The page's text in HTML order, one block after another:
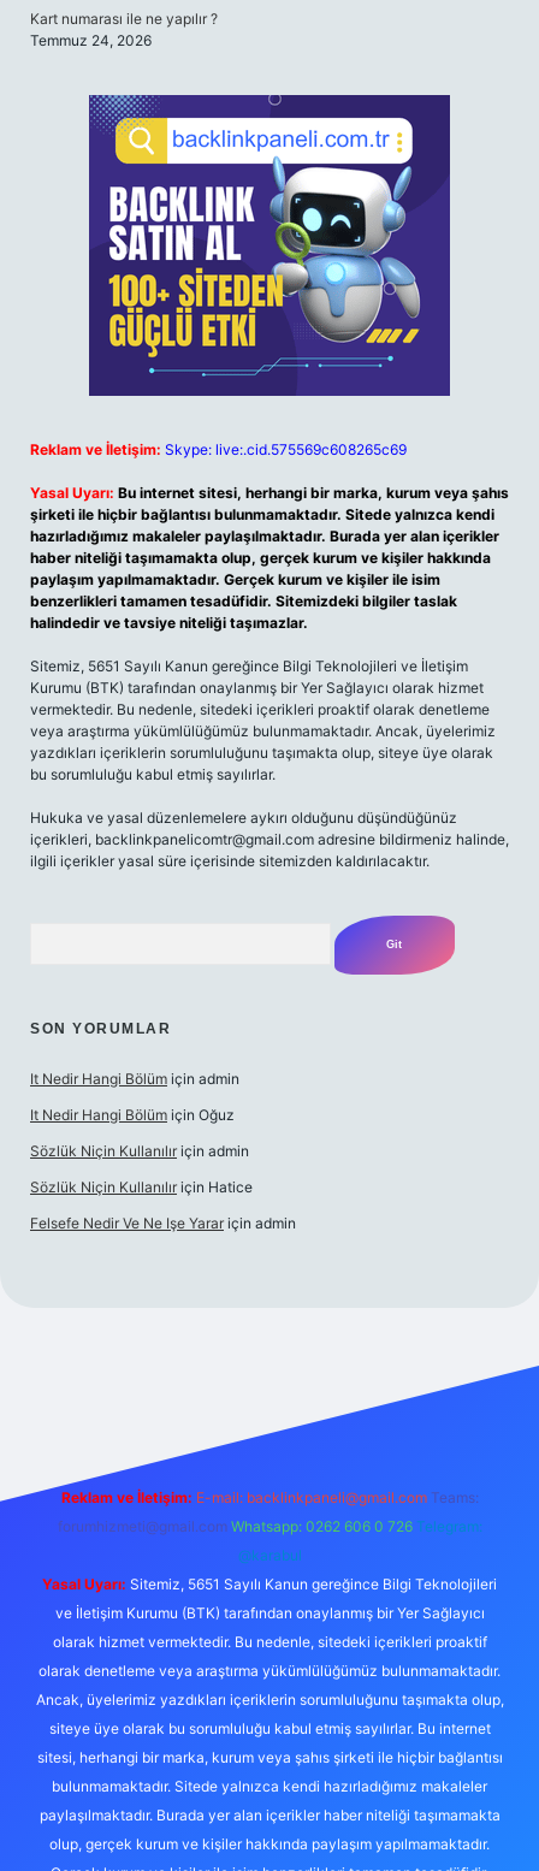
Kart numarası ile ne yapılır ?
Temmuz 24, 2026
Reklam ve İletişim: Skype: live:.cid.575569c608265c69
Yasal Uyarı: Bu internet sitesi, herhangi bir marka, kurum veya şahıs
şirketi ile hiçbir bağlantısı bulunmamaktadır. Sitede yalnızca kendi
hazırladığımız makaleler paylaşılmaktadır. Burada yer alan içerikler
haber niteliği taşımamakta olup, gerçek kurum ve kişiler hakkında
paylaşım yapılmamaktadır. Gerçek kurum ve kişiler ile isim
benzerlikleri tamamen tesadüfidir. Sitemizdeki bilgiler taslak
halindedir ve tavsiye niteliği taşımazlar.
Sitemiz, 5651 Sayılı Kanun gereğince Bilgi Teknolojileri ve İletişim
Kurumu (BTK) tarafından onaylanmış bir Yer Sağlayıcı olarak hizmet
vermektedir. Bu nedenle, sitedeki içerikleri proaktif olarak denetleme
veya araştırma yükümlülüğümüz bulunmamaktadır. Ancak, üyelerimiz
yazdıkları içeriklerin sorumluluğunu taşımakta olup, siteye üye olarak
bu sorumluluğu kabul etmiş sayılırlar.
Hukuka ve yasal düzenlemelere aykırı olduğunu düşündüğünüz
içerikleri, backlinkpanelicomtr@gmail.com adresine bildirmeniz halinde,
ilgili içerikler yasal süre içerisinde sitemizden kaldırılacaktır.
SON YORUMLAR
It Nedir Hangi Bölüm için admin
It Nedir Hangi Bölüm için Oğuz
Sözlük Niçin Kullanılır için admin
Sözlük Niçin Kullanılır için Hatice
Felsefe Nedir Ve Ne Işe Yarar için admin
Reklam ve İletişim: E-mail: backlinkpaneli@gmail.com Teams:
forumhizmeti@gmail.com Whatsapp: 0262 606 0 726 Telegram:
@karabul
Yasal Uyarı: Sitemiz, 5651 Sayılı Kanun gereğince Bilgi Teknolojileri
ve İletişim Kurumu (BTK) tarafından onaylanmış bir Yer Sağlayıcı
olarak hizmet vermektedir. Bu nedenle, sitedeki içerikleri proaktif
olarak denetleme veya araştırma yükümlülüğümüz bulunmamaktadır.
Ancak, üyelerimiz yazdıkları içeriklerin sorumluluğunu taşımakta olup,
siteye üye olarak bu sorumluluğu kabul etmiş sayılırlar. Bu internet
sitesi, herhangi bir marka, kurum veya şahıs şirketi ile hiçbir bağlantısı
bulunmamaktadır. Sitede yalnızca kendi hazırladığımız makaleler
paylaşılmaktadır. Burada yer alan içerikler haber niteliği taşımamakta
olup, gerçek kurum ve kişiler hakkında paylaşım yapılmamaktadır.